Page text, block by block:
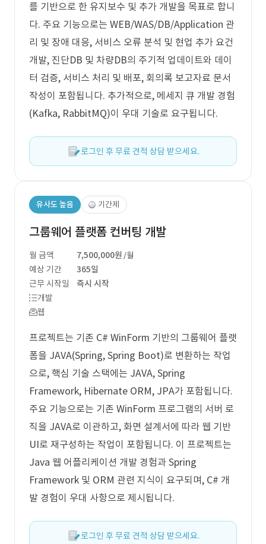
를 기반으로 한 유지보수 및 추가 개발을 목표로 합니
다. 주요 기능으로는 WEB/WAS/DB/Application 관
리 및 장애 대응, 서비스 오류 분석 및 현업 추가 요건
개발, 진단DB 및 차량DB의 주기적 업데이트와 데이
터 검증, 서비스 처리 및 배포, 회의록 보고자료 문서
작성이 포함됩니다. 추가적으로, 메세지 큐 개발 경험
(Kafka, RabbitMQ)이 우대 기술로 요구됩니다.
로그인 후 무료 견적 상담 받으세요.
유사도 높음 기간제
그룹웨어 플랫폼 컨버팅 개발
월 금액 7,500,000원 /월
예상 기간
365일
근무 시작일
즉시 시작
개발
웹
프로젝트는 기존 C# WinForm 기반의 그룹웨어 플랫
폼을 JAVA(Spring, Spring Boot)로 변환하는 작업
으로, 핵심 기술 스택에는 JAVA, Spring
Framework, Hibernate ORM, JPA가 포함됩니다.
주요 기능으로는 기존 WinForm 프로그램의 서버 로
직을 JAVA로 이관하고, 화면 설계서에 따라 웹 기반
UI로 재구성하는 작업이 포함됩니다. 이 프로젝트는
Java 웹 어플리케이션 개발 경험과 Spring
Framework 및 ORM 관련 지식이 요구되며, C# 개
발 경험이 우대 사항으로 제시됩니다.
로그인 후 무료 견적 상담 받으세요.